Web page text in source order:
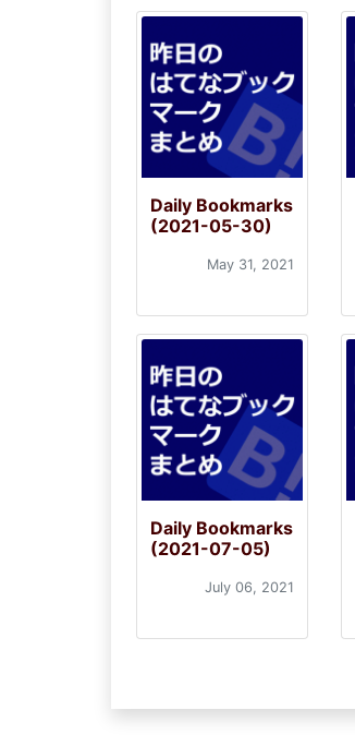
Daily Bookmarks
(2021-05-30)
May 31, 2021
Daily Bookmarks
(2021-07-05)
July 06, 2021